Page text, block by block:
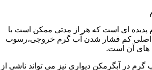
ای است که هر از مدتی ممکن است با
اصلی کم فشار شدن آب گرم خروجی،رسوب
های آن است.
در آبگرمکن دیواری نیز می تواند ناشی از